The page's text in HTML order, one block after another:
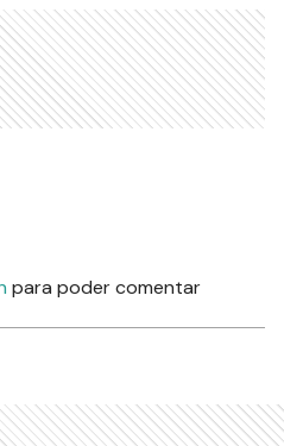
para poder comentar